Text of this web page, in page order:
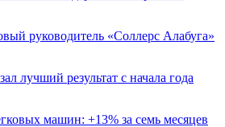
руководитель «Соллерс Алабуга»
лучший результат с начала года
машин: +13% за семь месяцев